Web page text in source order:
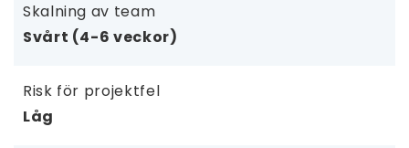
Skalning av team
Svårt (4-6 veckor)
Risk för projektfel
Låg